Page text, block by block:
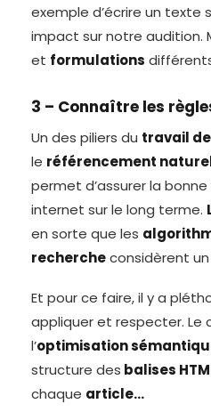
exemple d’écrire un texte
impact sur notre audition.
et formulations
3 – Connaître les
Un des piliers du travail
le référencement
permet d’assurer la bonne
internet sur le long terme.
en sorte que les
rechercheconsidèrent
Et pour ce faire, il y a
appliquer et respecter. Le
l’optimisation
structure des balises
chaque article…